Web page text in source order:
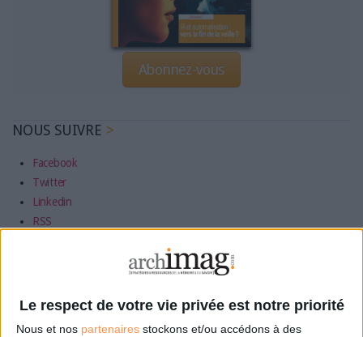
Le respect de votre vie privée est notre priorité
Nous et nos partenaires stockons et/ou accédons à des
Abonnez-vous
NOUS SUIVRE
Facebook
Twitter
Linkedin
RSS
IA et automatisation : vers la fin de la veille?